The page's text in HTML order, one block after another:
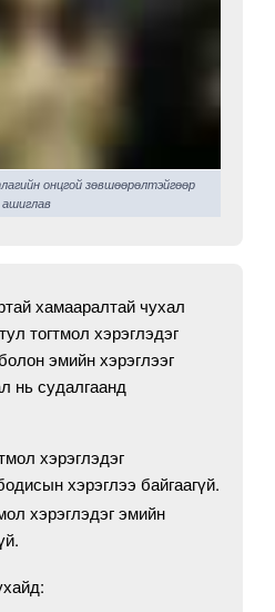
онцгой зөвшөөрөлтэйгөөр
ашиглав
хамааралтай чухал
тогтмол хэрэглэдэг
эмийн хэрэглээг
нь судалгаанд
хэрэглэдэг
хэрэглээ байгаагүй.
хэрэглэдэг эмийн